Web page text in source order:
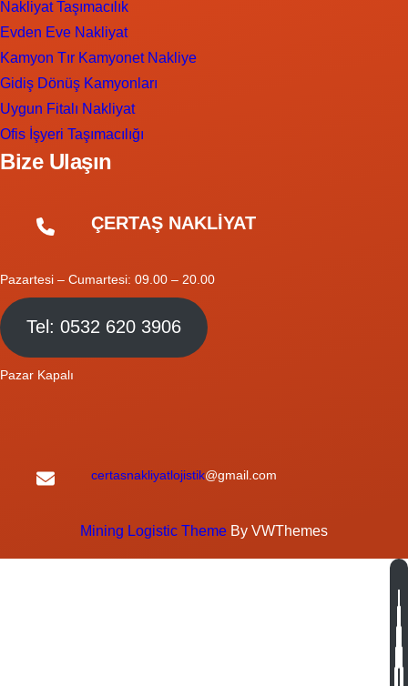
Nakliyat Taşımacılık
Evden Eve Nakliyat
Kamyon Tır Kamyonet Nakliye
Gidiş Dönüş Kamyonları
Uygun Fitalı Nakliyat
Ofis İşyeri Taşımacılığı
Bize Ulaşın
ÇERTAŞ NAKLİYAT
Pazartesi – Cumartesi: 09.00 – 20.00
Tel: 0532 620 3906
Pazar Kapalı
certasnakliyatlojistik@gmail.com
Mining Logistic Theme By VWThemes